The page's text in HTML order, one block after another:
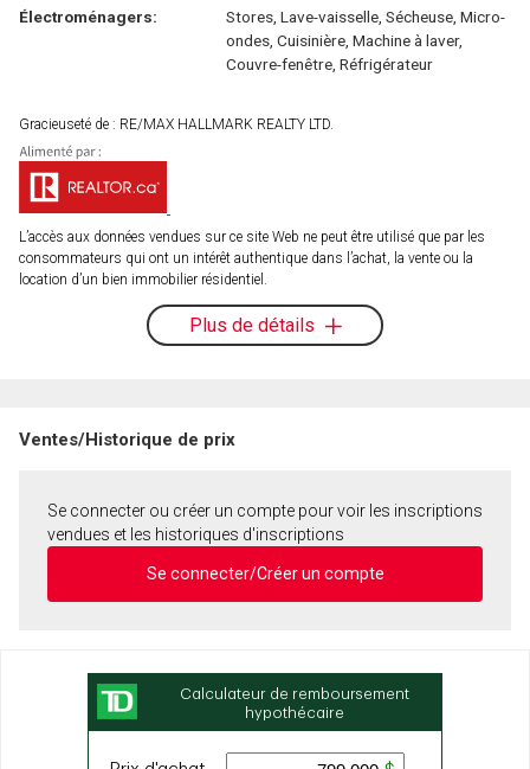
Électroménagers:
Stores, Lave-vaisselle, Sécheuse, Micro-
ondes, Cuisinière, Machine à laver,
Couvre-fenêtre, Réfrigérateur
Gracieuseté de : RE/MAX HALLMARK REALTY LTD.
L’accès aux données vendues sur ce site Web ne peut être utilisé que par les
consommateurs qui ont un intérêt authentique dans l’achat, la vente ou la
location d’un bien immobilier résidentiel.
Plus de détails
Ventes/Historique de prix
Se connecter ou créer un compte pour voir les inscriptions
vendues et les historiques d'inscriptions
Se connecter/Créer un compte